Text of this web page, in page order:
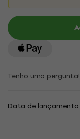
Tenho uma pergunta!
Data de lançamento